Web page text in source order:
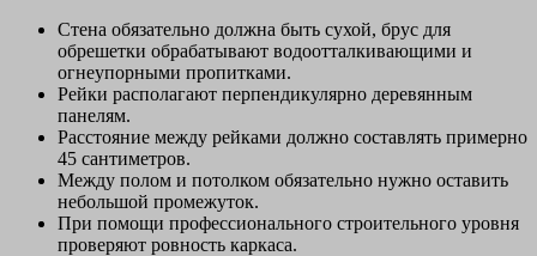
Стена обязательно должна быть сухой, брус для
обрешетки обрабатывают водоотталкивающими и
огнеупорными пропитками.
Рейки располагают перпендикулярно деревянным
панелям.
Расстояние между рейками должно составлять примерно
45 сантиметров.
Между полом и потолком обязательно нужно оставить
небольшой промежуток.
При помощи профессионального строительного уровня
проверяют ровность каркаса.